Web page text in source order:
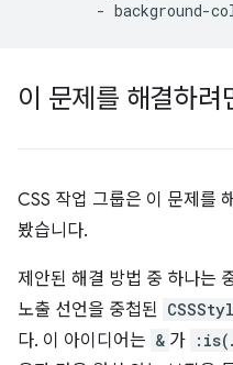
이 문제를 해결하려
CSS 작업 그룹은 이 문제를
봤습니다.
제안된 해결 방법 중 하나는
노출 선언을 중첩된
다. 이 아이디어는 & 가